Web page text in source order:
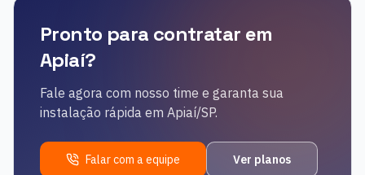
Pronto para contratar em
Apiaí?
Fale agora com nosso time e garanta sua
instalação rápida em Apiaí/SP.
Falar com a equipe Ver planos